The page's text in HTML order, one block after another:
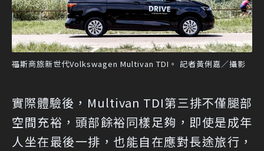
福斯商旅新世代Volkswagen Multivan TDI。 記者黃俐嘉／攝影
實際體驗後，Multivan TDI第三排不僅腿部
空間充裕，頭部餘裕同樣足夠，即使是成年
人坐在最後一排，也能自在應對長途旅行，